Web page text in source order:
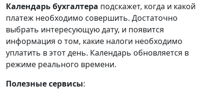
Календарьбухгалтера подскажет, когда и какой
платеж необходимо совершить. Достаточно
выбрать интересующую дату, и появится
информация о том, какие налоги необходимо
уплатить в этот день. Календарь обновляется в
режиме реального времени.
Полезные сервисы: